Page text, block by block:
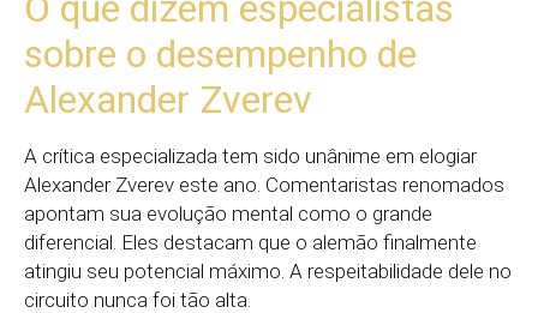
sobre o desempenho de
Alexander Zverev
A crítica especializada tem sido unânime em elogiar
Alexander Zverev este ano. Comentaristas renomados
apontam sua evolução mental como o grande
diferencial. Eles destacam que o alemão finalmente
atingiu seu potencial máximo. A respeitabilidade dele no
circuito nunca foi tão alta.